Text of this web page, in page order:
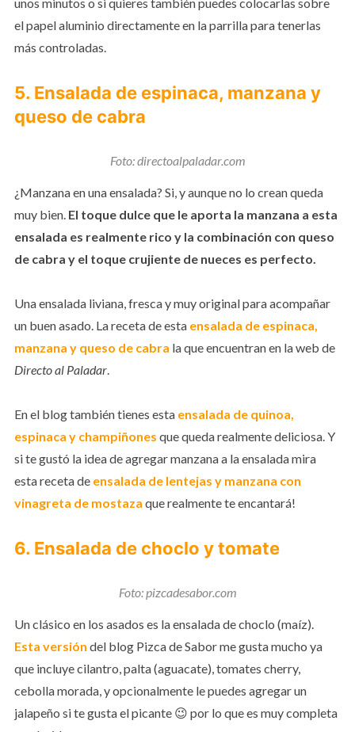
el papel aluminio directamente en la parrilla para tenerlas
más controladas.
5. Ensalada de espinaca, manzana y
queso de cabra
Foto: directoalpaladar.com
¿Manzana en una ensalada? Si, y aunque no lo crean queda
muy bien. El toque dulce que le aporta la manzana a esta
ensalada es realmente rico y la combinación con queso
de cabra y el toque crujiente de nueces es perfecto.
Una ensalada liviana, fresca y muy original para acompañar
un buen asado. La receta de esta ensalada de espinaca,
manzana y queso de cabra la que encuentran en la web de
Directo al Paladar.
En el blog también tienes esta ensalada de quinoa,
espinaca y champiñones que queda realmente deliciosa. Y
si te gustó la idea de agregar manzana a la ensalada mira
esta receta de ensalada de lentejas y manzana con
vinagreta de mostaza que realmente te encantará!
6. Ensalada de choclo y tomate
Foto: pizcadesabor.com
Un clásico en los asados es la ensalada de choclo (maíz).
Esta versión del blog Pizca de Sabor me gusta mucho ya
que incluye cilantro, palta (aguacate), tomates cherry,
cebolla morada, y opcionalmente le puedes agregar un
jalapeño si te gusta el picante 😉 por lo que es muy completa